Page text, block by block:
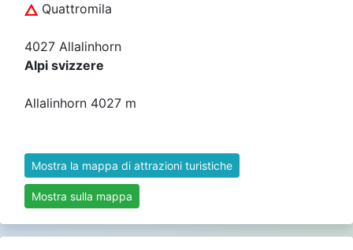
Quattromila
4027 Allalinhorn
Alpi svizzere
Allalinhorn 4027 m
Mostra la mappa di attrazioni turistiche
Mostra sulla mappa